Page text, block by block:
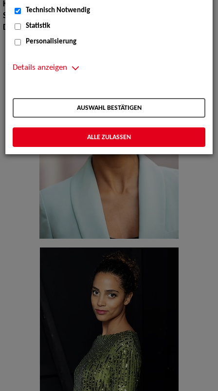
Körpergröße:
Sprachen:
Deutsch, Englisch
Dialekte:Pfälzisch, Schweizerdeutsch
Technisch Notwendig
Statistik
Personalisierung
Details anzeigen
AUSWAHL BESTÄTIGEN
ALLE ZULASSEN